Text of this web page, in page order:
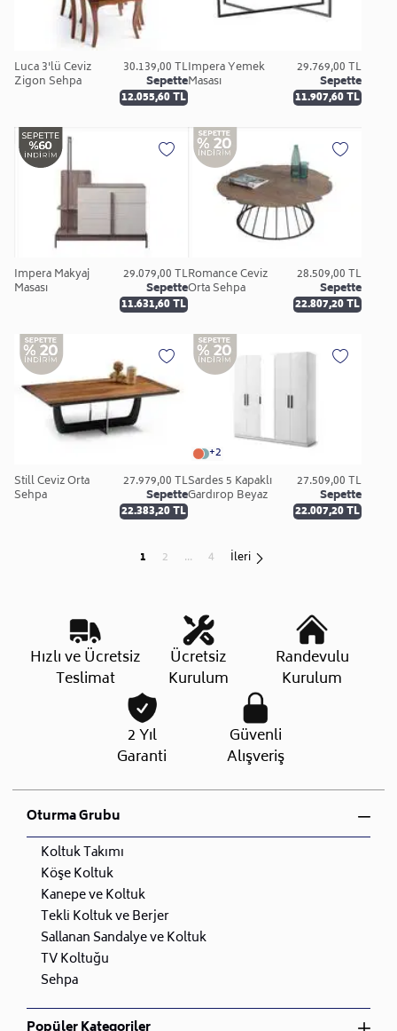
Luca 3'lü Ceviz
Zigon Sehpa
30.139,00 TL
Sepette
12.055,60 TL
İmpera Yemek
Masası
29.769,00 TL
Sepette
11.907,60 TL
İmpera Makyaj
Masası
29.079,00 TL
Sepette
11.631,60 TL
Romance Ceviz
Orta Sehpa
28.509,00 TL
Sepette
22.807,20 TL
Still Ceviz Orta
Sehpa
27.979,00 TL
Sepette
22.383,20 TL
+2
Sardes 5 Kapaklı
Gardırop Beyaz
27.509,00 TL
Sepette
22.007,20 TL
1 2 ... 4 İleri
Hızlı ve Ücretsiz
Teslimat
Ücretsiz
Kurulum
Randevulu
Kurulum
2 Yıl
Garanti
Güvenli
Alışveriş
Oturma Grubu
Koltuk Takımı
Köşe Koltuk
Kanepe ve Koltuk
Tekli Koltuk ve Berjer
Sallanan Sandalye ve Koltuk
TV Koltuğu
Sehpa